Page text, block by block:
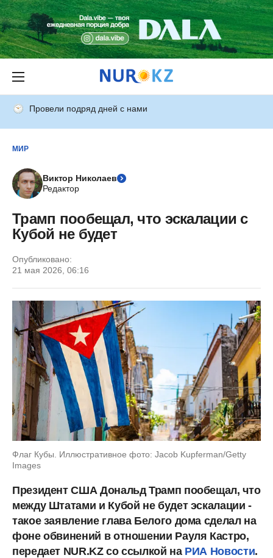
Провели подряд дней с нами
МИР
Виктор Николаев
Редактор
Трамп пообещал, что эскалации с
Кубой не будет
Опубликовано:
21 мая 2026, 06:16
Флаг Кубы. Иллюстративное фото: Jacob Kupferman/Getty
Images
Президент США Дональд Трамп пообещал, что
между Штатами и Кубой не будет эскалации -
такое заявление глава Белого дома сделал на
фоне обвинений в отношении Рауля Кастро,
передает NUR.KZ со ссылкой на РИА Новости.